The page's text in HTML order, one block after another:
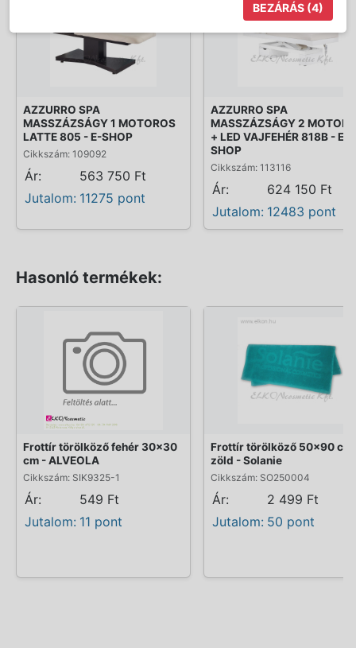
AZZURRO SPA
MASSZÁZSÁGY 1 MOTOROS
LATTE 805 - E-SHOP
Cikkszám: 109092
Ár:
563 750 Ft
Jutalom: 11275 pont
AZZURRO SPA
MASSZÁZSÁGY 2
+ LED VAJFEHÉR 818B - E-
SHOP
Cikkszám: 113116
Ár:
624 150 Ft
Jutalom: 12483 pont
Hasonló termékek:
Frottír törölköző fehér 30x30
cm - ALVEOLA
Cikkszám: SIK9325-1
Ár:
549 Ft
Jutalom: 11 pont
Frottír törölköző 50x90 cm
zöld - Solanie
Cikkszám: SO250004
Ár:
2 499 Ft
Jutalom: 50 pont
BEZÁRÁS (4)